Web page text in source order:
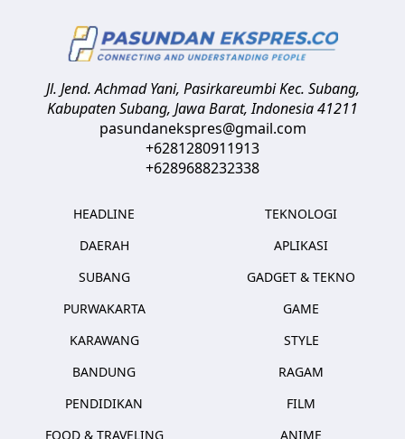
Jl. Jend. Achmad Yani, Pasirkareumbi Kec. Subang,
Kabupaten Subang, Jawa Barat,Indonesia41211
pasundanekspres@gmail.com
+6281280911913
+6289688232338
HEADLINE
DAERAH
SUBANG
PURWAKARTA
KARAWANG
BANDUNG
PENDIDIKAN
FOOD & TRAVELING
TEKNOLOGI
APLIKASI
GADGET & TEKNO
GAME
STYLE
RAGAM
FILM
ANIME